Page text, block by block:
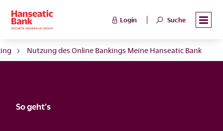
Login Suche
Nutzung des Online Bankings Meine Hanseatic Bank
So geht's